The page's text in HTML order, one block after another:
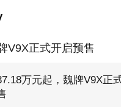
V9X正式开启预售
万元起，魏牌V9X正